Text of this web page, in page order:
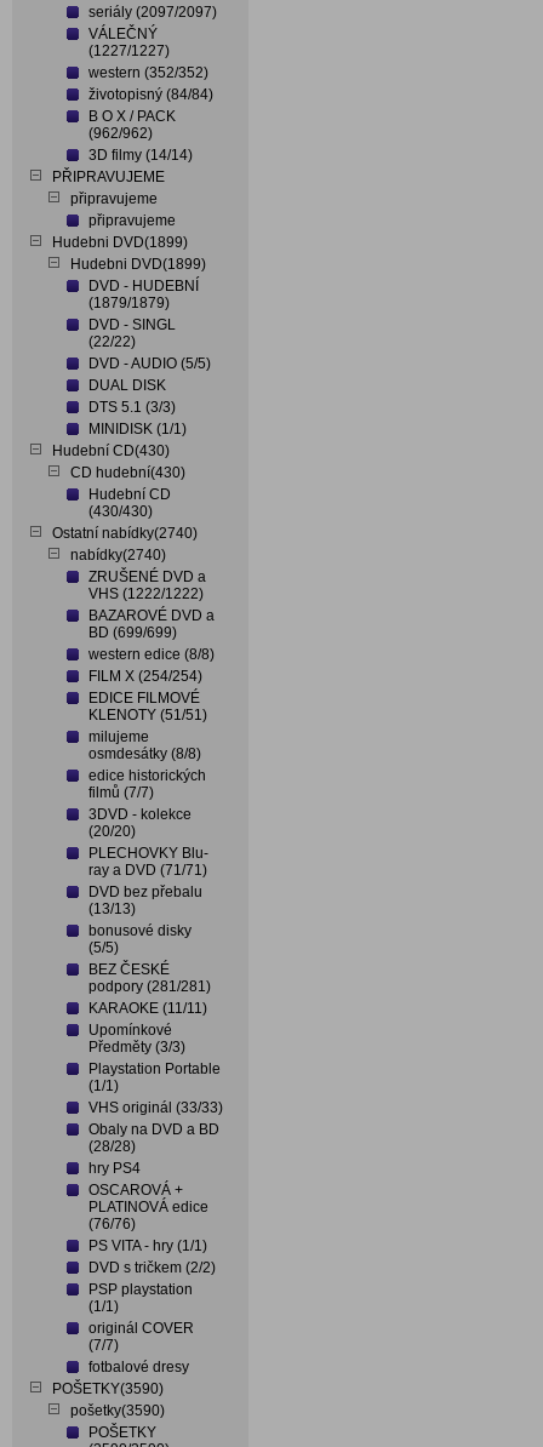
seriály (2097/2097)
VÁLEČNÝ
(1227/1227)
western (352/352)
životopisný (84/84)
B O X / PACK
(962/962)
3D filmy (14/14)
PŘIPRAVUJEME
připravujeme
připravujeme
Hudebni DVD(1899)
Hudebni DVD(1899)
DVD - HUDEBNÍ
(1879/1879)
DVD - SINGL
(22/22)
DVD - AUDIO (5/5)
DUAL DISK
DTS 5.1 (3/3)
MINIDISK (1/1)
Hudební CD(430)
CD hudební(430)
Hudební CD
(430/430)
Ostatní nabídky(2740)
nabídky(2740)
ZRUŠENÉ DVD a
VHS (1222/1222)
BAZAROVÉ DVD a
BD (699/699)
western edice (8/8)
FILM X (254/254)
EDICE FILMOVÉ
KLENOTY (51/51)
milujeme
osmdesátky (8/8)
edice historických
filmů (7/7)
3DVD - kolekce
(20/20)
PLECHOVKY Blu-
ray a DVD (71/71)
DVD bez přebalu
(13/13)
bonusové disky
(5/5)
BEZ ČESKÉ
podpory (281/281)
KARAOKE (11/11)
Upomínkové
Předměty (3/3)
Playstation Portable
(1/1)
VHS originál (33/33)
Obaly na DVD a BD
(28/28)
hry PS4
OSCAROVÁ +
PLATINOVÁ edice
(76/76)
PS VITA - hry (1/1)
DVD s tričkem (2/2)
PSP playstation
(1/1)
originál COVER
(7/7)
fotbalové dresy
POŠETKY(3590)
pošetky(3590)
POŠETKY